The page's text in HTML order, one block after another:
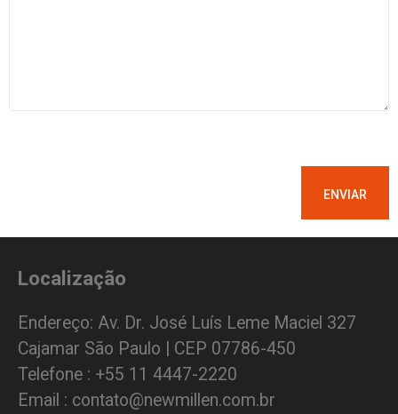
Localização
Endereço: Av. Dr. José Luís Leme Maciel 327
Cajamar São Paulo | CEP 07786-450
Telefone : +55 11 4447-2220
Email : contato@newmillen.com.br